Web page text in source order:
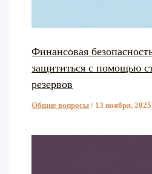
Финансовая
защититься с помощью
резервов
Общие вопросы / 13 ноября, 2025